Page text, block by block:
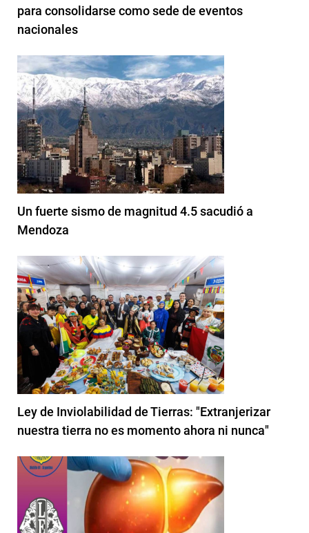
para consolidarse como sede de eventos
nacionales
Un fuerte sismo de magnitud 4.5 sacudió a
Mendoza
Ley de Inviolabilidad de Tierras: "Extranjerizar
nuestra tierra no es momento ahora ni nunca"